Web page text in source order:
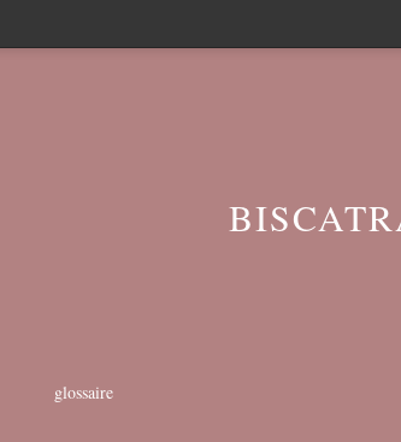
glossaire